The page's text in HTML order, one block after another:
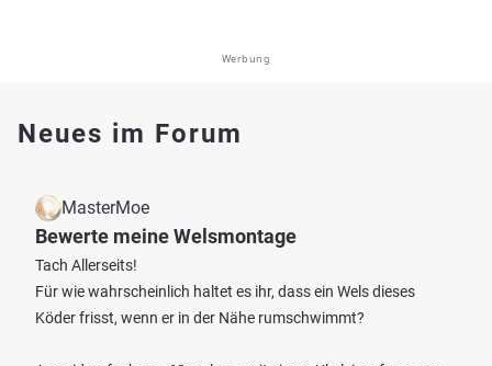
Werbung
Neues im Forum
MasterMoe
Bewerte meine Welsmontage
Tach Allerseits!
Für wie wahrscheinlich haltet es ihr, dass ein Wels dieses
Köder frisst, wenn er in der Nähe rumschwimmt?